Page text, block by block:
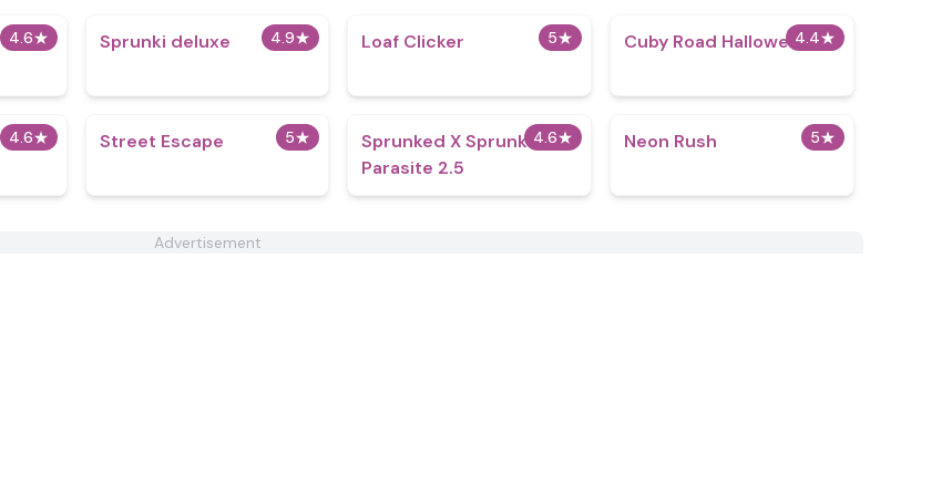
4.6★ 4.9★
Sprunki deluxe 5★
Loaf Clicker 4.4★
Cuby Road Halloween
4.6★ 5★
Street Escape 4.6★
Sprunked X Sprunki but
Parasite 2.5
5★
Neon Rush
Advertisement